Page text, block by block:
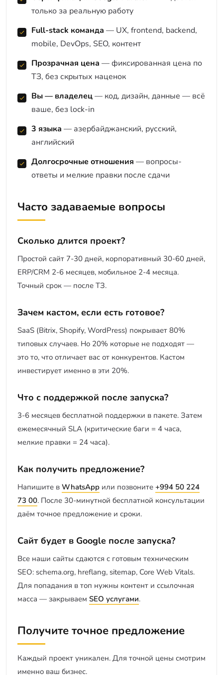
только за реальную работу
Full-stack команда — UX, frontend, backend,
mobile, DevOps, SEO, контент
Прозрачная цена — фиксированная цена по
ТЗ, без скрытых наценок
Вы — владелец— код, дизайн, данные — всё
ваше, без lock-in
3 языка — азербайджанский, русский,
английский
Долгосрочные отношения — вопросы-
ответы и мелкие правки после сдачи
Часто задаваемые вопросы
Сколько длится проект?
Простой сайт 7-30 дней, корпоративный 30-60 дней,
ERP/CRM 2-6 месяцев, мобильное 2-4 месяца.
Точный срок — после ТЗ.
Зачем кастом, если есть готовое?
SaaS (Bitrix, Shopify, WordPress) покрывает 80%
типовых случаев. Но 20% которые не подходят —
это то, что отличает вас от конкурентов. Кастом
инвестирует именно в эти 20%.
Что с поддержкой после запуска?
3-6 месяцев бесплатной поддержки в пакете. Затем
ежемесячный SLA (критические баги = 4 часа,
мелкие правки = 24 часа).
Как получить предложение?
Напишите в WhatsApp или позвоните +994 50 224
73 00. После 30-минутной бесплатной консультации
даём точное предложение и сроки.
Сайт будет в Google после запуска?
Все наши сайты сдаются с готовым техническим
SEO: schema.org, hreflang, sitemap, Core Web Vitals.
Для попадания в топ нужны контент и ссылочная
масса — закрываем SEO услугами.
Получите точное предложение
Каждый проект уникален. Для точной цены смотрим
именно ваш бизнес.